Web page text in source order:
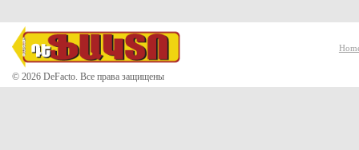
© 2026 DeFacto. Все права защищены